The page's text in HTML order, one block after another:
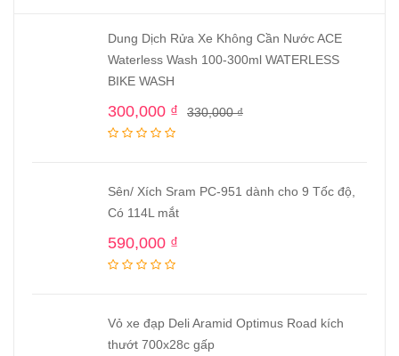
Dung Dịch Rửa Xe Không Cần Nước ACE
Waterless Wash 100-300ml WATERLESS
BIKE WASH
330,000₫
300,000 ₫
Sên/ Xích Sram PC-951 dành cho 9 Tốc độ,
Có 114L mắt
590,000 ₫
Vỏ xe đạp Deli Aramid Optimus Road kích
thướt 700x28c gấp